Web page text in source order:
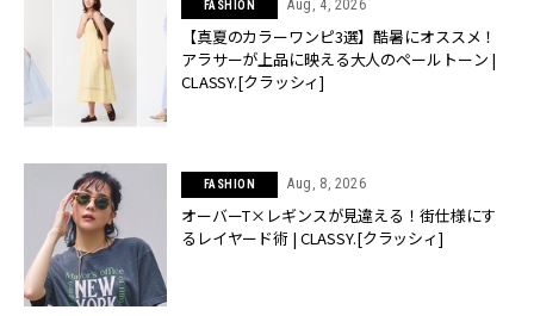
FASHION Aug, 4, 2026
【真夏のカラーワンピ3選】酷暑にオススメ！
アラサーが上品に映える大人のペールトーン |
CLASSY.[クラッシィ]
FASHION Aug, 8, 2026
オーバーT×レギンスが見違える！街仕様にす
るレイヤード術 | CLASSY.[クラッシィ]